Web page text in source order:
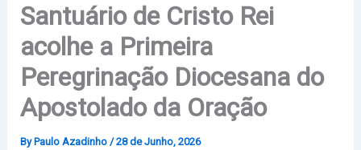
Santuário de Cristo Rei
acolhe a Primeira
Peregrinação Diocesana do
Apostolado da Oração
By Paulo Azadinho /28 de Junho, 2026